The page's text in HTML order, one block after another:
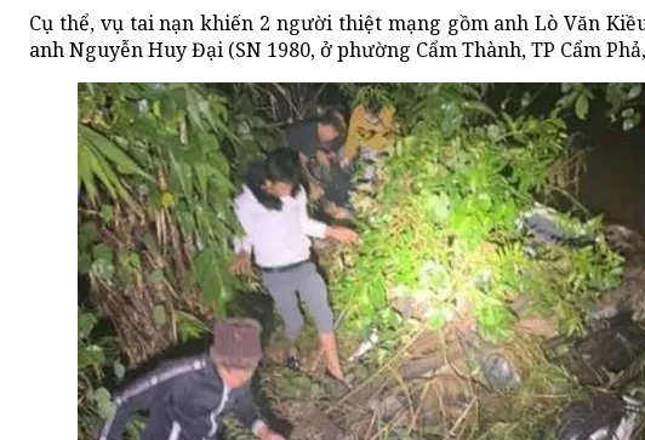
Cụ thể, vụ tai nạn khiến 2 người thiệt mạng gồm anh Lò Văn
anh Nguyễn Huy Đại (SN 1980, ở phường Cẩm Thành, TP Cẩm